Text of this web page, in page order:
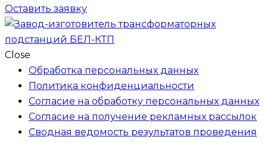
Оставить заявку
Close
Обработка персональных данных
Политика конфиденциальности
Согласие на обработку персональных данных
Согласие на получение рекламных рассылок
Сводная ведомость результатов проведения